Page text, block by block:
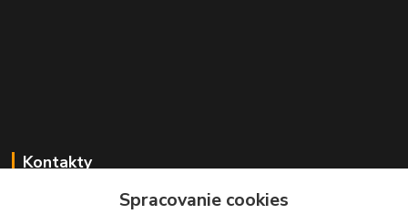
Kontakty
+421 2 529 67 411Spracovanie cookies